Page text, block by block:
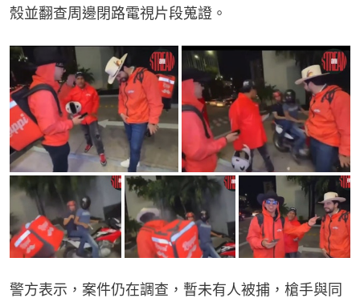
殼並翻查周邊閉路電視片段蒐證。
警方表示，案件仍在調查，暫未有人被捕，槍手與同